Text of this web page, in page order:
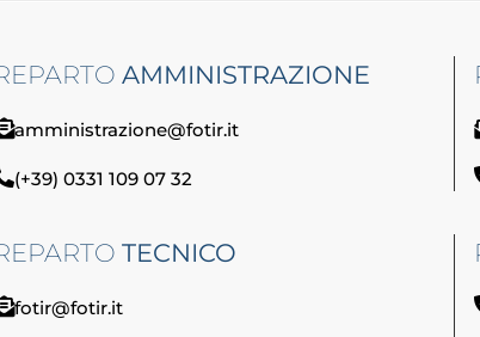
AMMINISTRAZIONE
amministrazione@fotir.it
(+39) 0331 109 07 32
TECNICO
fotir@fotir.it